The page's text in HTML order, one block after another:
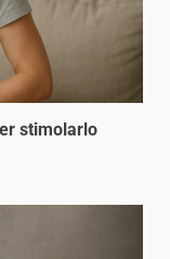
stimolarlo